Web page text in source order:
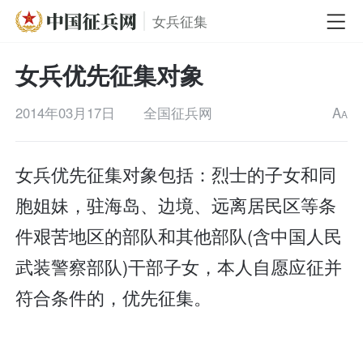
女兵征集
女兵优先征集对象
2014年03月17日 全国征兵网 AA
女兵优先征集对象包括：烈士的子女和同
胞姐妹，驻海岛、边境、远离居民区等条
件艰苦地区的部队和其他部队(含中国人民
武装警察部队)干部子女，本人自愿应征并
符合条件的，优先征集。